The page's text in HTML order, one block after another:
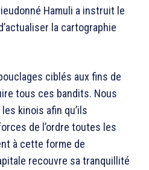
Hamuli a instruit le
la cartographie
ciblés aux fins de
tous ces bandits. Nous
kinois afin qu’ils
de l’ordre toutes les
à cette forme de
recouvre sa tranquillité